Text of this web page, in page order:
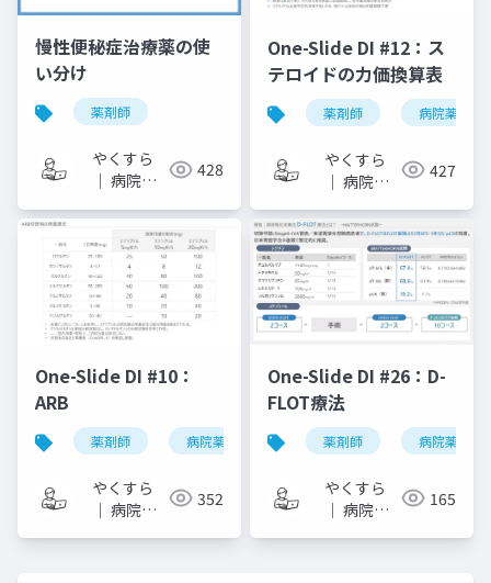
慢性便秘症治療薬の使
い分け
薬剤師
やくすら
｜ 病院薬
イドメモ
428
One-Slide DI #12：ス
テロイドの力価換算表
薬剤師 病院薬剤師
やくすら
｜ 病院薬
イドメモ
427
One-Slide DI #10：
ARB
薬剤師 病院薬剤師 one-slide di arb
やくすら
｜ 病院薬
352
One-Slide DI #26：D-
FLOT療法
薬剤師 病院薬剤師
やくすら
｜ 病院薬
165